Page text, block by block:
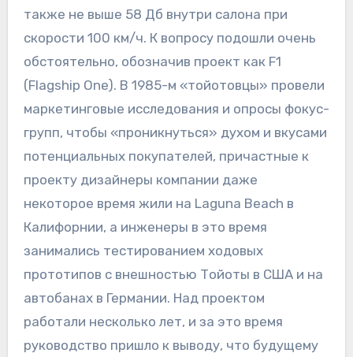
также не выше 58 Дб внутри салона при
скорости 100 км/ч. К вопросу подошли очень
обстоятельно, обозначив проект как F1
(Flagship One). В 1985-м «тойотовцы» провели
маркетинговые исследования и опросы фокус-
групп, чтобы «проникнуться» духом и вкусами
потенциальных покупателей, причастные к
проекту дизайнеры компании даже
некоторое время жили на Laguna Beach в
Калифорнии, а инженеры в это время
занимались тестированием ходовых
прототипов с внешностью Тойоты в США и на
автобанах в Германии. Над проектом
работали несколько лет, и за это время
руководство пришло к выводу, что будущему